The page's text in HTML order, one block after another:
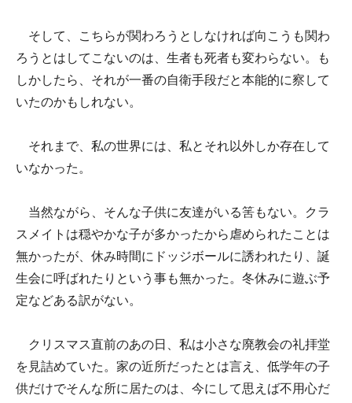
そして、こちらが関わろうとしなければ向こうも関わ
ろうとはしてこないのは、生者も死者も変わらない。も
しかしたら、それが一番の自衛手段だと本能的に察して
いたのかもしれない。
それまで、私の世界には、私とそれ以外しか存在して
いなかった。
当然ながら、そんな子供に友達がいる筈もない。クラ
スメイトは穏やかな子が多かったから虐められたことは
無かったが、休み時間にドッジボールに誘われたり、誕
生会に呼ばれたりという事も無かった。冬休みに遊ぶ予
定などある訳がない。
クリスマス直前のあの日、私は小さな廃教会の礼拝堂
を見詰めていた。家の近所だったとは言え、低学年の子
供だけでそんな所に居たのは、今にして思えば不用心だ